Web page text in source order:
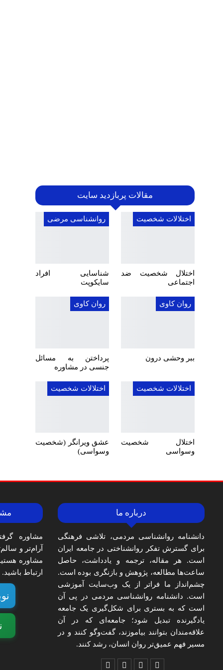
مقالات پربازدید سایت
اختلالات شخصیت
اختلال شخصیت ضد
اجتماعی
روانشناسی مرضی
شناسایی افراد
سایکوپت
روان کاوی
ببر وحشی درون
روان کاوی
پرداختن به مسائل
جنسی در مشاوره
اختلالات شخصیت
اختلال شخصیت
وسواسی
اختلالات شخصیت
عشق ویرانگر (شخصیت
وسواسی)
درباره ما
دانشنامه روانشناسی مردمی، تلاشی فرهنگی
برای گسترش تفکر روانشناختی در جامعه ایران
است. هر مقاله، ترجمه و یادداشت، حاصل
ساعت‌ها مطالعه، پژوهش و بازنگری بوده است.
چشم‌انداز ما فراتر از یک وب‌سایت آموزشی
است. دانشنامه روانشناسی مردمی در پی آن
است که به بستری برای شکل‌گیری یک جامعه
یادگیرنده تبدیل شود؛ جامعه‌ای که در آن
علاقه‌مندان بتوانند بیاموزند، گفت‌وگو کنند و در
مسیر فهم عمیق‌تر روان انسان، رشد کنند.
مشاوره
آرام‌تر و
مشاوره
ارتباط باشید.